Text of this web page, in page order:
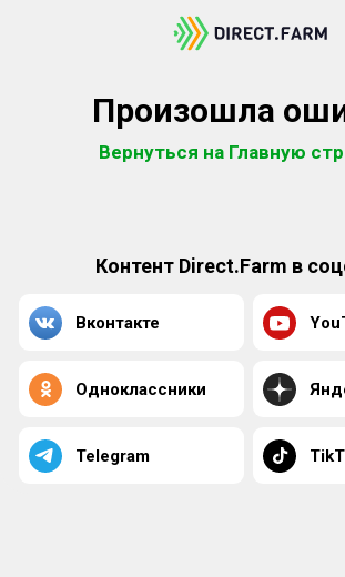
Произошла
Вернуться на Главную
Контент Direct.Farm в
Вконтакте
Одноклассники
Telegram